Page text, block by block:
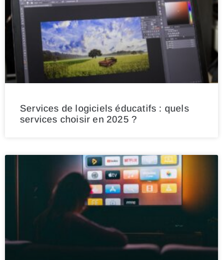
Services de logiciels éducatifs : quels
services choisir en 2025 ?